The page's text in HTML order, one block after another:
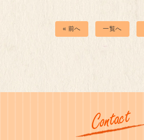
« 前へ 一覧へ